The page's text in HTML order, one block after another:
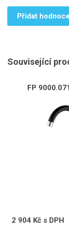
Přidat
Související
FP
2 904 Kč s DPH